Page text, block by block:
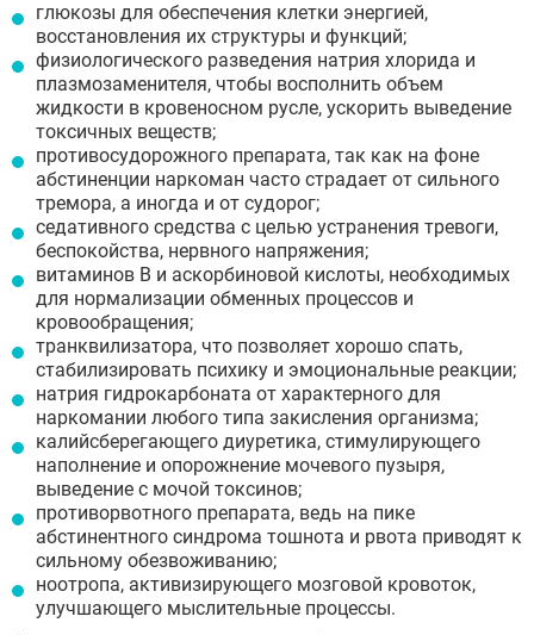
глюкозы для обеспечения клетки энергией,
восстановления их структуры и функций;
физиологического разведения натрия хлорида и
плазмозаменителя, чтобы восполнить объем
жидкости в кровеносном русле, ускорить выведение
токсичных веществ;
противосудорожного препарата, так как на фоне
абстиненции наркоман часто страдает от сильного
тремора, а иногда и от судорог;
седативного средства с целью устранения тревоги,
беспокойства, нервного напряжения;
витаминов B и аскорбиновой кислоты, необходимых
для нормализации обменных процессов и
кровообращения;
транквилизатора, что позволяет хорошо спать,
стабилизировать психику и эмоциональные реакции;
натрия гидрокарбоната от характерного для
наркомании любого типа закисления организма;
калийсберегающего диуретика, стимулирующего
наполнение и опорожнение мочевого пузыря,
выведение с мочой токсинов;
противорвотного препарата, ведь на пике
абстинентного синдрома тошнота и рвота приводят к
сильному обезвоживанию;
ноотропа, активизирующего мозговой кровоток,
улучшающего мыслительные процессы.